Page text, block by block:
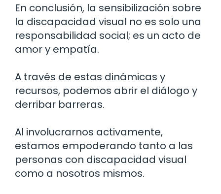
En conclusión, la sensibilización sobre
la discapacidad visual no es solo una
responsabilidad social; es un acto de
amor y empatía.
A través de estas dinámicas y
recursos, podemos abrir el diálogo y
derribar barreras.
Al involucrarnos activamente,
estamos empoderando tanto a las
personas con discapacidad visual
como a nosotros mismos.